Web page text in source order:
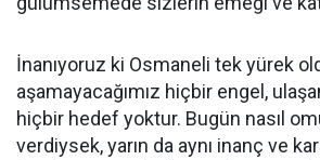
İnanıyoruz ki Osmaneli tek yürek
aşamayacağımız hiçbir engel,
hiçbir hedef yoktur. Bugün nasıl
verdiysek, yarın da aynı inanç ve